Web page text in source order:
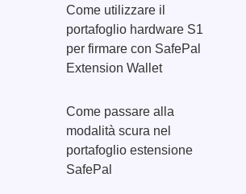
Come utilizzare il
portafoglio hardware S1
per firmare con SafePal
Extension Wallet
Come passare alla
modalità scura nel
portafoglio estensione
SafePal